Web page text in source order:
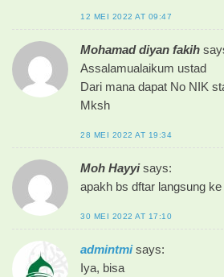
12 MEI 2022 AT 09:47
Mohamad diyan fakih
Assalamualaikum ustad
Dari mana dapat No NIK
Mksh
28 MEI 2022 AT 19:34
Moh Hayyi says:
apakh bs dftar langsung
30 MEI 2022 AT 17:10
admintmi says:
Iya, bisa